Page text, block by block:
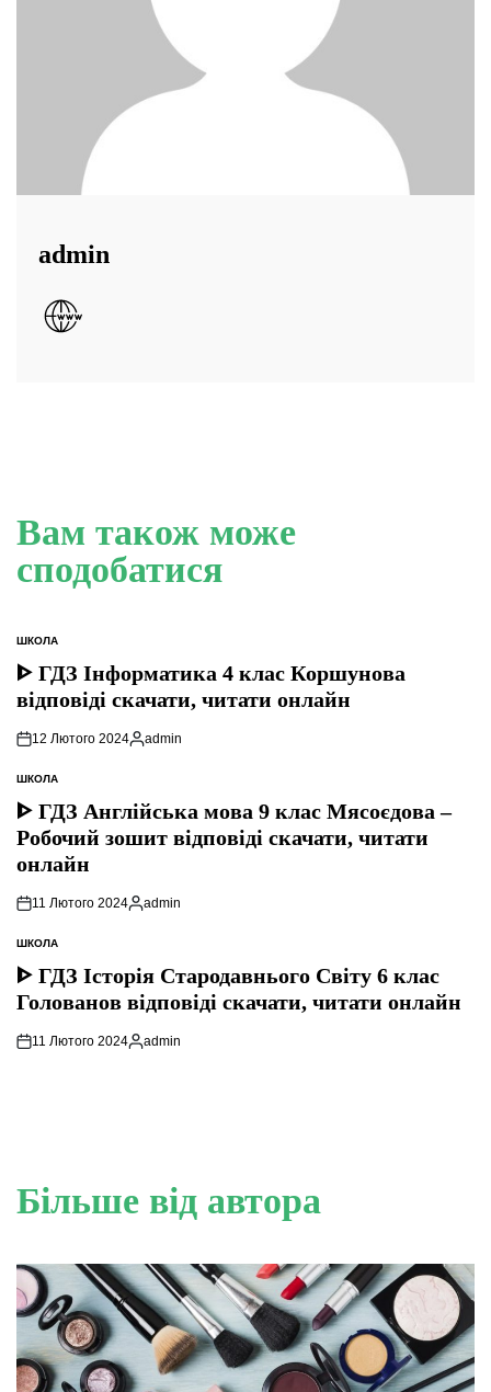
admin
Вам також може
сподобатися
ОПУБЛІКУВАТИ
У
ШКОЛА
ᐈ ГДЗ Інформатика 4 клас Коршунова
відповіді скачати, читати онлайн
12 Лютого 2024
Опубліковано
admin
ОПУБЛІКУВАТИ
У
ШКОЛА
ᐈ ГДЗ Англійська мова 9 клас Мясоєдова –
Робочий зошит відповіді скачати, читати
онлайн
11 Лютого 2024
Опубліковано
admin
ОПУБЛІКУВАТИ
У
ШКОЛА
ᐈ ГДЗ Історія Стародавнього Свiту 6 клас
Голованов відповіді скачати, читати онлайн
11 Лютого 2024
Опубліковано
admin
Більше від автора